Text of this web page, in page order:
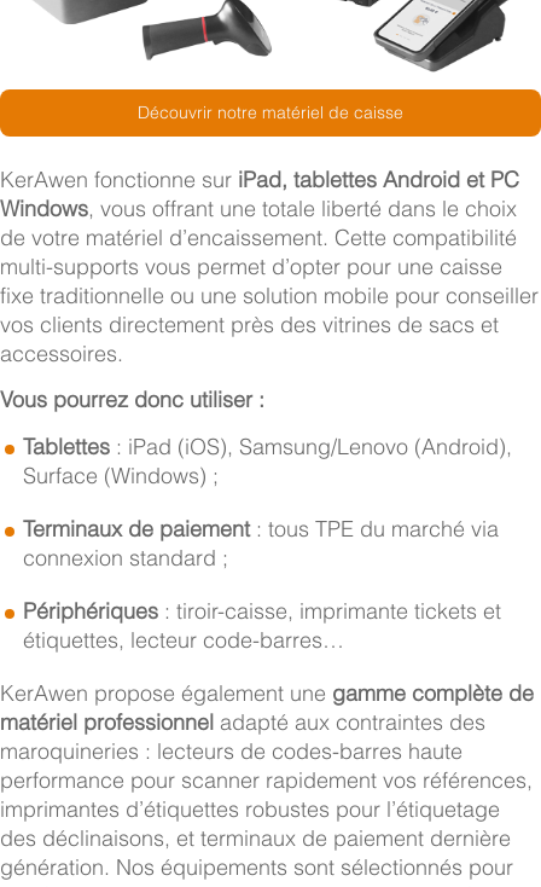
Découvrir notre matériel de caisse
KerAwen fonctionne sur iPad, tablettes Android et PC
Windows, vous offrant une totale liberté dans le choix
de votre matériel d’encaissement. Cette compatibilité
multi-supports vous permet d’opter pour une caisse
fixe traditionnelle ou une solution mobile pour conseiller
vos clients directement près des vitrines de sacs et
accessoires.
Vous pourrez donc utiliser :
Tablettes : iPad (iOS), Samsung/Lenovo (Android),
Surface (Windows) ;
Terminaux de paiement: tous TPE du marché via
connexion standard ;
Périphériques : tiroir-caisse, imprimante tickets et
étiquettes, lecteur code-barres…
KerAwen propose également une gamme complète de
matériel professionnel adapté aux contraintes des
maroquineries : lecteurs de codes-barres haute
performance pour scanner rapidement vos références,
imprimantes d’étiquettes robustes pour l’étiquetage
des déclinaisons, et terminaux de paiement dernière
génération. Nos équipements sont sélectionnés pour